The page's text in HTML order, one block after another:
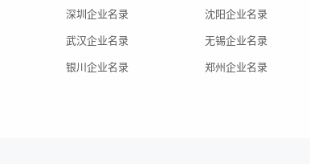
深圳企业名录 沈阳企业名录
武汉企业名录 无锡企业名录
银川企业名录 郑州企业名录